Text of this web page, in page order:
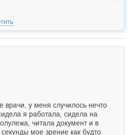
у меня случилось нечто
я работала, сидела на
читала документ и в
мое зрение как будто